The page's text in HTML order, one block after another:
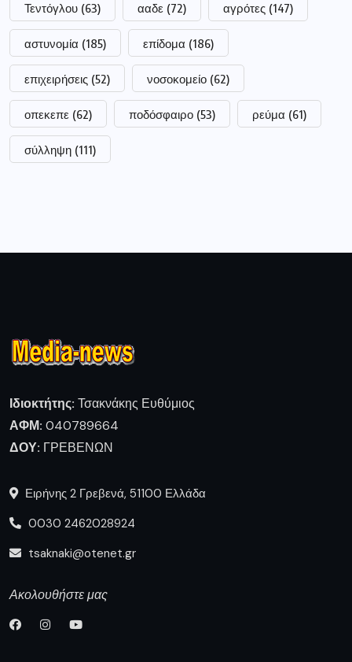
Τεντόγλου (63) ααδε (72) αγρότες (147)
αστυνομία (185) επίδομα (186)
επιχειρήσεις (52) νοσοκομείο (62)
οπεκεπε (62) ποδόσφαιρο (53) ρεύμα (61)
σύλληψη (111)
Ιδιοκτήτης: Τσακνάκης Ευθύμιος
ΑΦΜ: 040789664
ΔΟΥ: ΓΡΕΒΕΝΩΝ
Ειρήνης 2 Γρεβενά, 51100 Ελλάδα
0030 2462028924
tsaknaki@otenet.gr
Ακολουθήστε μας